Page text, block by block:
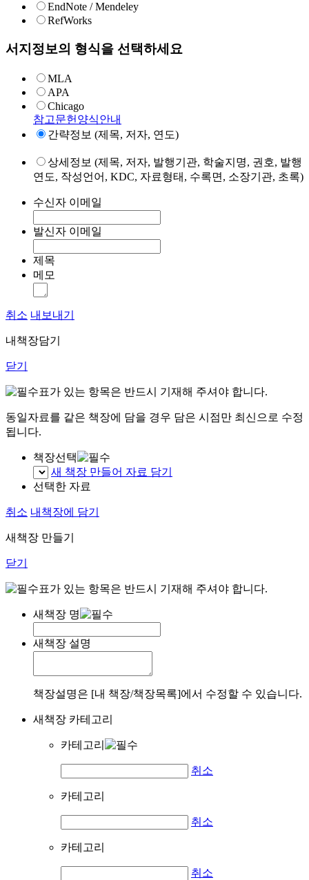
EndNote / Mendeley
RefWorks
서지정보의 형식을 선택하세요
MLA
APA
Chicago
참고문헌양식안내
간략정보 (제목, 저자, 연도)
상세정보 (제목, 저자, 발행기관, 학술지명, 권호, 발행
연도, 작성언어, KDC, 자료형태, 수록면, 소장기관, 초록)
수신자 이메일
발신자 이메일
제목
메모
취소 내보내기
내책장담기
닫기
표가 있는 항목은 반드시 기재해 주셔야 합니다.
동일자료를 같은 책장에 담을 경우 담은 시점만 최신으로 수정
됩니다.
책장선택
새 책장 만들어 자료 담기
선택한 자료
취소 내책장에 담기
새책장 만들기
닫기
표가 있는 항목은 반드시 기재해 주셔야 합니다.
새책장 명
새책장 설명
책장설명은 [내 책장/책장목록]에서 수정할 수 있습니다.
새책장 카테고리
카테고리
취소
카테고리
취소
카테고리
취소